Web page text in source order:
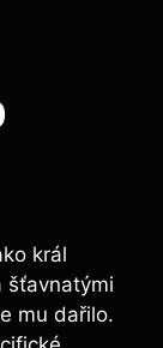
král
šťavnatými
mu dařilo.